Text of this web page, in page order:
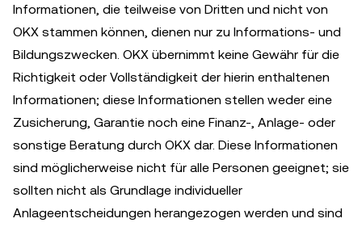
Informationen, die teilweise von Dritten und nicht von
OKX stammen können, dienen nur zu Informations- und
Bildungszwecken. OKX übernimmt keine Gewähr für die
Richtigkeit oder Vollständigkeit der hierin enthaltenen
Informationen; diese Informationen stellen weder eine
Zusicherung, Garantie noch eine Finanz-, Anlage- oder
sonstige Beratung durch OKX dar. Diese Informationen
sind möglicherweise nicht für alle Personen geeignet; sie
sollten nicht als Grundlage individueller
Anlageentscheidungen herangezogen werden und sind